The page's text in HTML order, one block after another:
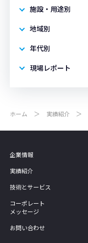
施設・用途別
地域別
年代別
現場レポート
ホーム 実績紹介
企業情報
実績紹介
技術とサービス
コーポレート
メッセージ
お問い合わせ